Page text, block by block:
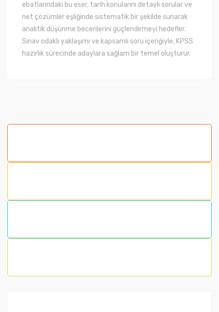
ebatlarındaki bu eser, tarih konularını detaylı sorular ve
net çözümler eşliğinde sistematik bir şekilde sunarak
analitik düşünme becerilerini güçlendirmeyi hedefler.
Sınav odaklı yaklaşımı ve kapsamlı soru içeriğiyle, KPSS
hazırlık sürecinde adaylara sağlam bir temel oluşturur.
Bu ürüne benzer farklı alternatifler olmalı.